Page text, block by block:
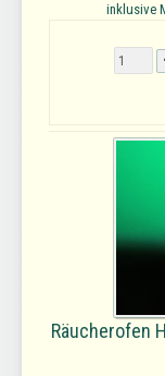
inklusive
Räucherofen